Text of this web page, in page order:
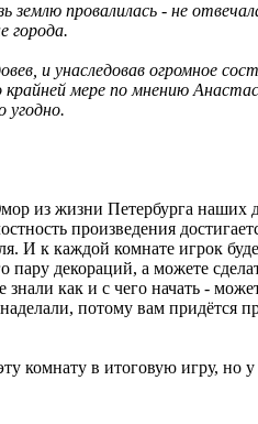
провалилась - не
города.
и унаследовав огромное
крайней мере по мнению
угодно.
из жизни Петербурга наших
произведения
И к каждой комнате игрок
пару декораций, а можете
как и с чего начать -
потому вам придётся
комнату в итоговую игру, но